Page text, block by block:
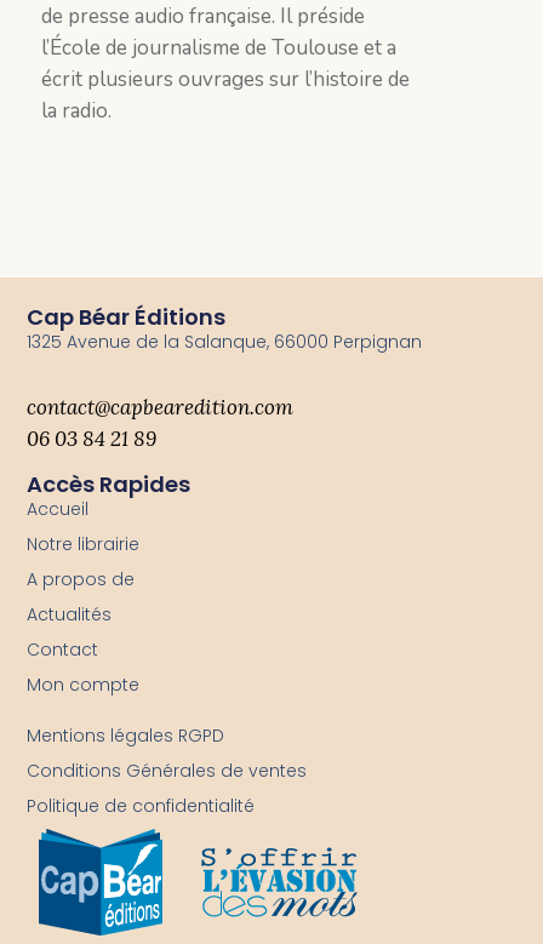
de presse audio française. Il préside
l’École de journalisme de Toulouse et a
écrit plusieurs ouvrages sur l’histoire de
la radio.
Accès Rapides
Accueil
Notre librairie
A propos de
Actualités
Contact
Mon compte
Mentions légales RGPD
Conditions Générales de ventes
Politique de confidentialité
Cap Béar Éditions
1325 Avenue de la Salanque, 66000 Perpignan
contact@capbearedition.com
06 03 84 21 89